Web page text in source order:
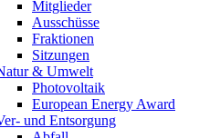
Mitglieder
Ausschüsse
Fraktionen
Sitzungen
& Umwelt
Photovoltaik
European Energy Award
und Entsorgung